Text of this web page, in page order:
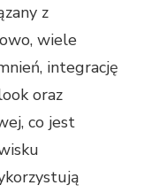
z
wiele
integrację
oraz
co jest